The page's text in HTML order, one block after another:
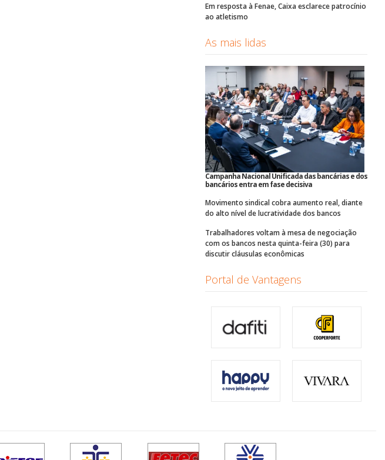
Em resposta à Fenae, Caixa esclarece patrocínio
ao atletismo
As mais lidas
Campanha Nacional Unificada das bancárias e dos
bancários entra em fase decisiva
Movimento sindical cobra aumento real, diante
do alto nível de lucratividade dos bancos
Trabalhadores voltam à mesa de negociação
com os bancos nesta quinta-feira (30) para
discutir cláusulas econômicas
Portal de Vantagens